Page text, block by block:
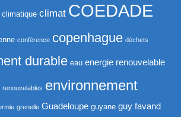
climat COEDADE
conférence copenhague déchets
durable eau energie renouvelable
renouvelables environnement
grenelle Guadeloupe guyane guy favand